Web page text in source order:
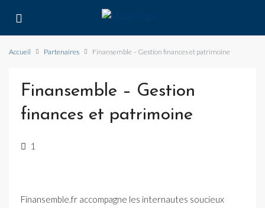
Accueil Partenaires Finansemble – Gestion finances et patrimoine
Finansemble – Gestion
finances et patrimoine
1
Finansemble.fr accompagne les internautes soucieux